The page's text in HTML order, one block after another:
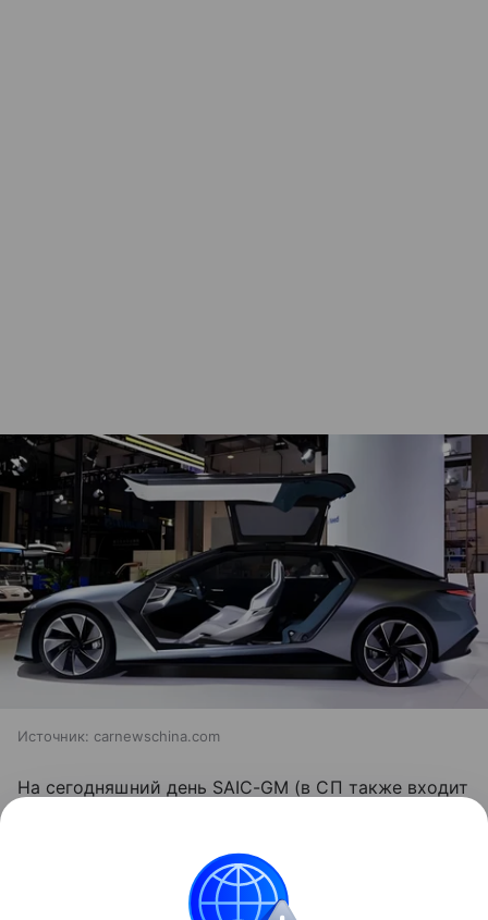
Источник: carnewschina.com
На сегодняшний день SAIC-GM (в СП также входит
за пределами Китая. С января по август 2024 года
на экспорт было отгружено более 1,07 миллиона
машин на сумму 6,615 миллиарда долларов.